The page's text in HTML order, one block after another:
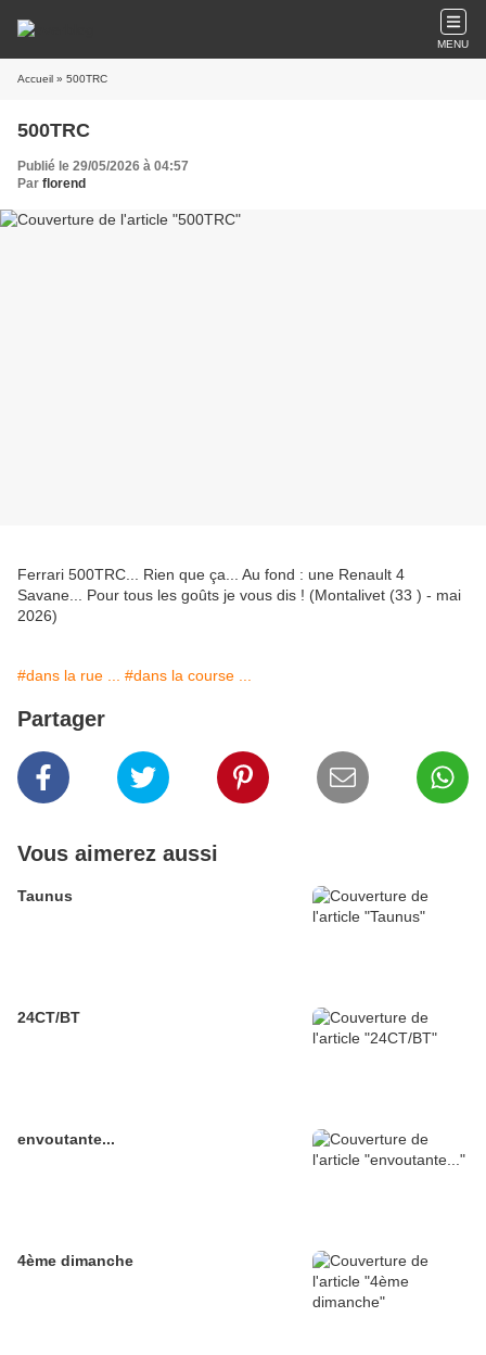
MENU
Accueil » 500TRC
500TRC
Publié le 29/05/2026 à 04:57
Par florend
Ferrari 500TRC... Rien que ça... Au fond : une Renault 4
Savane... Pour tous les goûts je vous dis ! (Montalivet (33 ) - mai
2026)
#dans la rue ... #dans la course ...
Partager
Vous aimerez aussi
Taunus
24CT/BT
envoutante...
4ème dimanche